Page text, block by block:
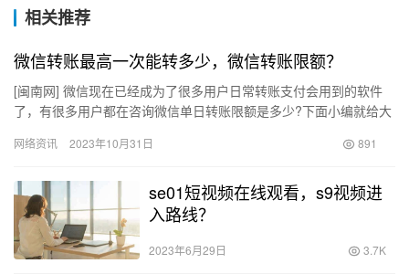
相关推荐
微信转账最高一次能转多少，微信转账限额？
[闽南网] 微信现在已经成为了很多用户日常转账支付会用到的软件
了，有很多用户都在咨询微信单日转账限额是多少?下面小编就给大
网络资讯 2023年10月31日 891
se01短视频在线观看，s9视频进
入路线？
2023年6月29日 3.7K